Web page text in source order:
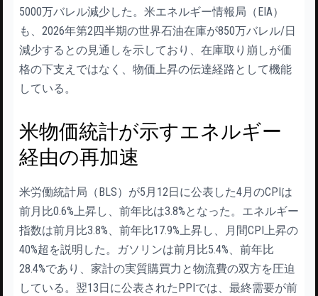
5000万バレル減少した。米エネルギー情報局（EIA）
も、2026年第2四半期の世界石油在庫が850万バレル/日
減少するとの見通しを示しており、在庫取り崩しが価
格の下支えではなく、物価上昇の伝達経路として機能
している。
米物価統計が示すエネルギー
経由の再加速
米労働統計局（BLS）が5月12日に公表した4月のCPIは
前月比0.6%上昇し、前年比は3.8%となった。エネルギー
指数は前月比3.8%、前年比17.9%上昇し、月間CPI上昇の
40%超を説明した。ガソリンは前月比5.4%、前年比
28.4%であり、家計の実質購買力と物流費の双方を圧迫
している。翌13日に公表されたPPIでは、最終需要が前